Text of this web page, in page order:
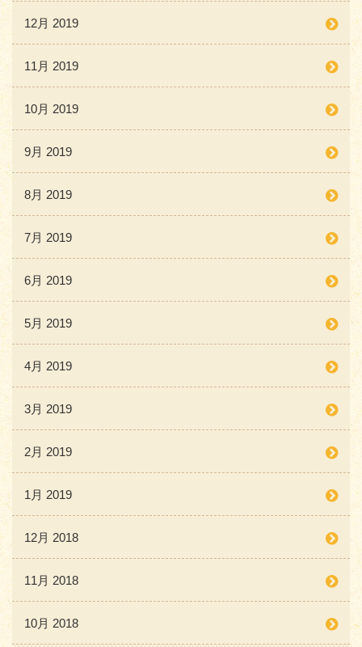
12月 2019
11月 2019
10月 2019
9月 2019
8月 2019
7月 2019
6月 2019
5月 2019
4月 2019
3月 2019
2月 2019
1月 2019
12月 2018
11月 2018
10月 2018